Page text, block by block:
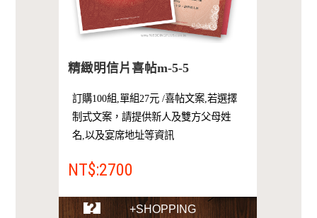
精緻明信片喜帖m-5-5
訂購100組,單組27元 /喜帖文案,若選擇
制式文案，請提供新人及雙方父母姓
名,以及宴席地址等資訊
NT$:2700
+SHOPPING